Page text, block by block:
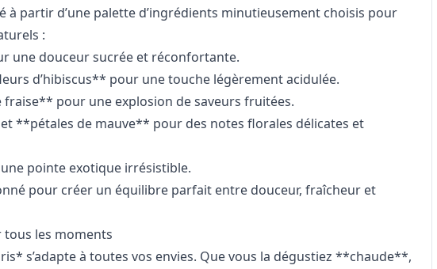
à partir d’une palette d’ingrédients minutieusement choisis pour
:
une douceur sucrée et réconfortante.
d’hibiscus** pour une touche légèrement acidulée.
pour une explosion de saveurs fruitées.
**pétales de mauve** pour des notes florales délicates et
pointe exotique irrésistible.
pour créer un équilibre parfait entre douceur, fraîcheur et
les moments
s’adapte à toutes vos envies. Que vous la dégustiez **chaude**,